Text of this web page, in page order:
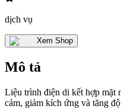
dịch vụ
Xem Shop
Mô tả
Liệu trình điện di kết hợp mặt
cảm, giảm kích ứng và tăng